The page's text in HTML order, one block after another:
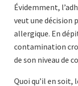
Évidemment,
veut une décision
allergique. En
contamination
de son niveau de
Quoi qu’il en